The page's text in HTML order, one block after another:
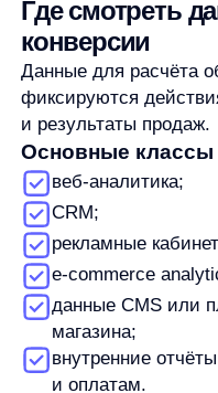
В работе Станислав опирается на
контекст, разложить задачу на
лишней драматизации. Вне работы
русским бильярдом, силовыми
Увеличим
интернет-
Я ознакомился с условиями Политики
на обработки моих персональных данных
Согласен на получениерассылки с